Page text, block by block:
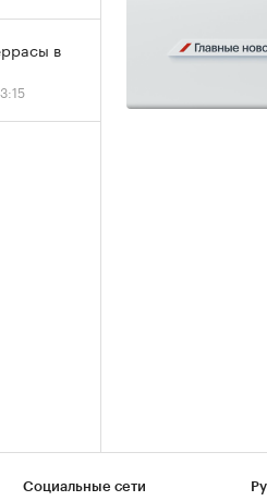
в
Социальные сети